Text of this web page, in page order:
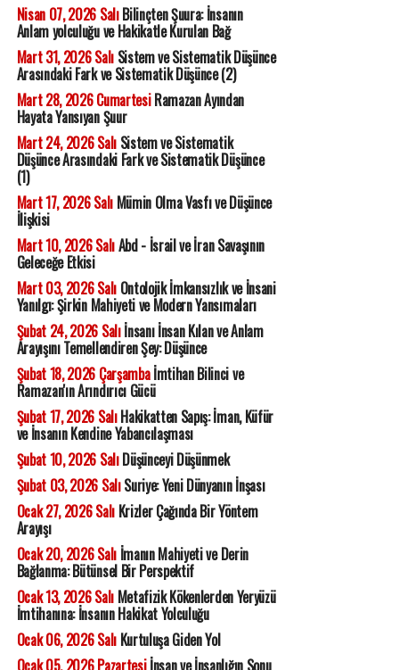
Nisan 07, 2026 SalıBilinçten Şuura: İnsanın
Anlam yolculuğu ve Hakikatle Kurulan Bağ
Mart 31, 2026 SalıSistem ve Sistematik Düşünce
Arasındaki Fark ve Sistematik Düşünce (2)
Mart 28, 2026 CumartesiRamazan Ayından
Hayata Yansıyan Şuur
Mart 24, 2026 SalıSistem ve Sistematik
Düşünce Arasındaki Fark ve Sistematik Düşünce
(1)
Mart 17, 2026 SalıMümin Olma Vasfı ve Düşünce
İlişkisi
Mart 10, 2026 SalıAbd - İsrail ve İran Savaşının
Geleceğe Etkisi
Mart 03, 2026 SalıOntolojik İmkansızlık ve İnsani
Yanılgı: Şirkin Mahiyeti ve Modern Yansımaları
Şubat 24, 2026 Salıİnsanı İnsan Kılan ve Anlam
Arayışını Temellendiren Şey: Düşünce
Şubat 18, 2026 Çarşambaİmtihan Bilinci ve
Ramazan'ın Arındırıcı Gücü
Şubat 17, 2026 SalıHakikatten Sapış: İman, Küfür
ve İnsanın Kendine Yabancılaşması
Şubat 10, 2026 SalıDüşünceyi Düşünmek
Şubat 03, 2026 SalıSuriye: Yeni Dünyanın İnşası
Ocak 27, 2026 SalıKrizler Çağında Bir Yöntem
Arayışı
Ocak 20, 2026 Salıİmanın Mahiyeti ve Derin
Bağlanma: Bütünsel Bir Perspektif
Ocak 13, 2026 SalıMetafizik Kökenlerden Yeryüzü
İmtihanına: İnsanın Hakikat Yolculuğu
Ocak 06, 2026 SalıKurtuluşa Giden Yol
Ocak 05, 2026 Pazartesiİnsan ve İnsanlığın Sonu